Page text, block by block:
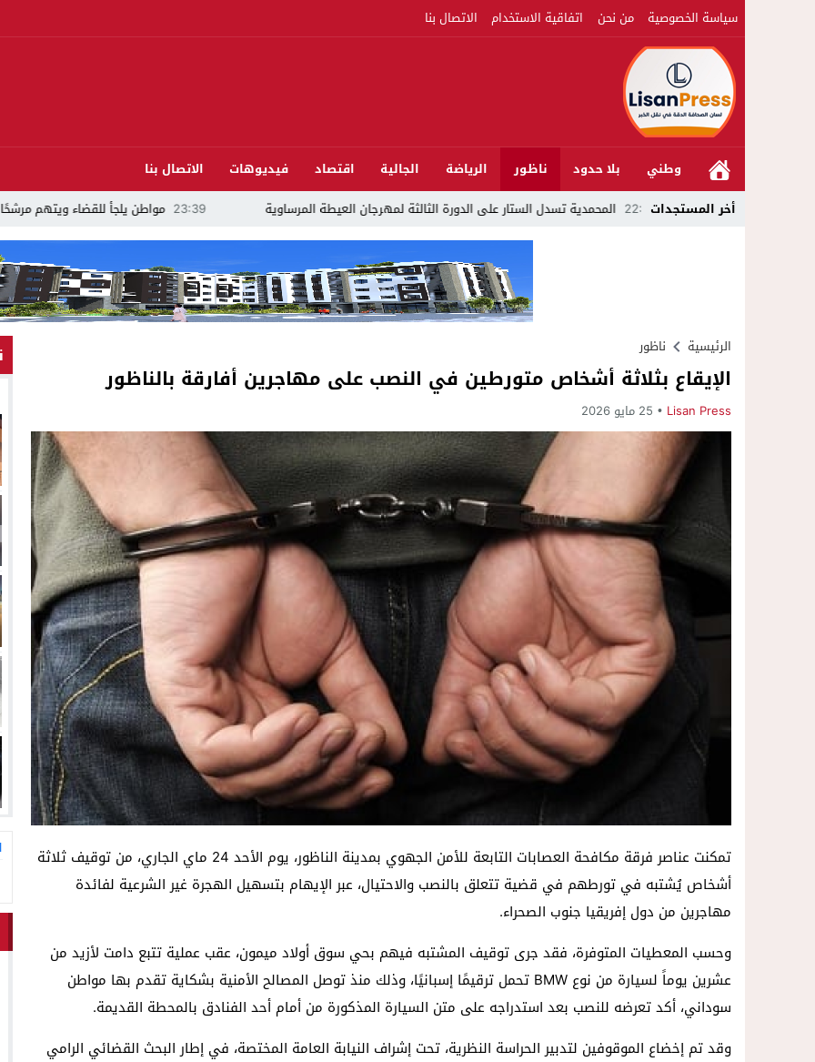
سياسة الخصوصية من نحن اتفاقية الاستخدام الاتصال بنا
وطني بلا حدود ناظور الرياضة الجالية اقتصاد فيديوهات
الاتصال بنا
أخر المستجدات
23:39 مواطن يلجأ للقضاء ويتهم مرشحًا للبرلمان بالدريوش 22:51 المحمدية تسدل الستار على الدورة الثالثة لمهرجان العيطة المرساوية
الرئيسية ناظور
الإيقاع بثلاثة أشخاص متورطين في النصب على مهاجرين أفارقة بالناظور
Lisan Press 25 مايو 2026
تمكنت عناصر فرقة مكافحة العصابات التابعة للأمن الجهوي بمدينة الناظور، يوم الأحد 24 ماي الجاري، من توقيف ثلاثة
أشخاص يُشتبه في تورطهم في قضية تتعلق بالنصب والاحتيال، عبر الإيهام بتسهيل الهجرة غير الشرعية لفائدة
مهاجرين من دول إفريقيا جنوب الصحراء.
وحسب المعطيات المتوفرة، فقد جرى توقيف المشتبه فيهم بحي سوق أولاد ميمون، عقب عملية تتبع دامت لأزيد من
عشرين يوماً لسيارة من نوع BMW تحمل ترقيمًا إسبانيًا، وذلك منذ توصل المصالح الأمنية بشكاية تقدم بها مواطن
سوداني، أكد تعرضه للنصب بعد استدراجه على متن السيارة المذكورة من أمام أحد الفنادق بالمحطة القديمة.
وقد تم إخضاع الموقوفين لتدبير الحراسة النظرية، تحت إشراف النيابة العامة المختصة، في إطار البحث القضائي الرامي